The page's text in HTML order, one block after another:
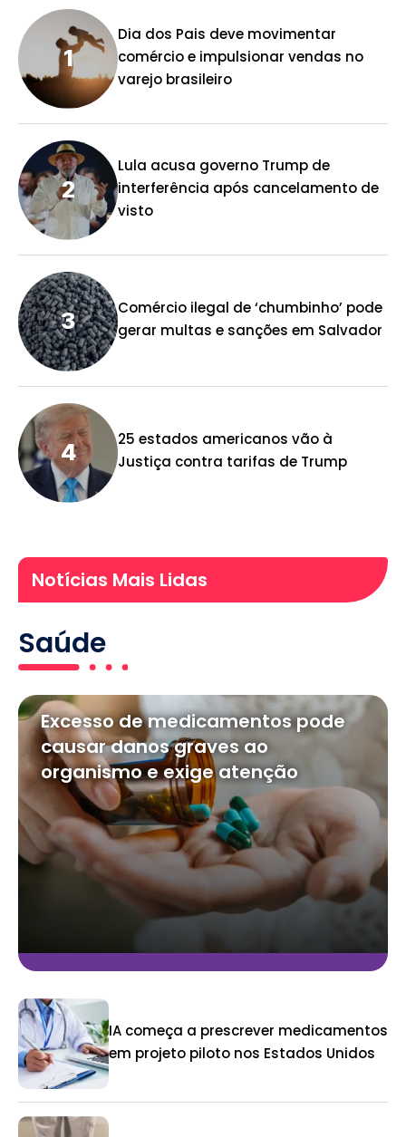
Dia dos Pais deve movimentar
comércio e impulsionar vendas no
varejo brasileiro
Lula acusa governo Trump de
interferência após cancelamento de
visto
Comércio ilegal de ‘chumbinho’ pode
gerar multas e sanções em Salvador
25 estados americanos vão à
Justiça contra tarifas de Trump
Notícias Mais Lidas
Saúde
Excesso de medicamentos pode
causar danos graves ao
organismo e exige atenção
IA começa a prescrever medicamentos
em projeto piloto nos Estados Unidos